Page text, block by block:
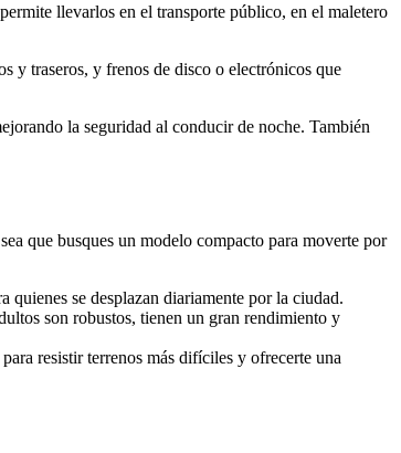
llevarlos en el transporte público, en el maletero
y traseros, y frenos de disco o electrónicos que
la seguridad al conducir de noche. También
que busques un modelo compacto para moverte por
se desplazan diariamente por la ciudad.
son robustos, tienen un gran rendimiento y
resistir terrenos más difíciles y ofrecerte una